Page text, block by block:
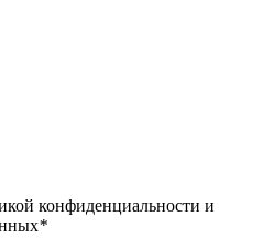
конфиденциальности и
*